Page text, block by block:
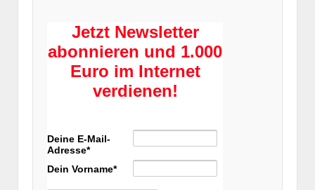
Jetzt Newsletter
abonnieren und 1.000
Euro im Internet
verdienen!
Deine E-Mail-
Adresse*
Dein Vorname*